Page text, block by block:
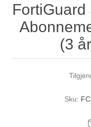
(3
Sku: